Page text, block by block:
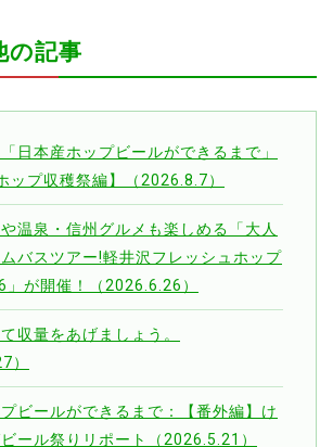
の記事
日本産ホップビールができるまで」
ップ収穫祭編】（2026.8.7）
温泉・信州グルメも楽しめる「大人
バスツアー!軽井沢フレッシュホップ
」が開催！（2026.6.26）
収量をあげましょう。
）
ビールができるまで：【番外編】け
ール祭りリポート（2026.5.21）